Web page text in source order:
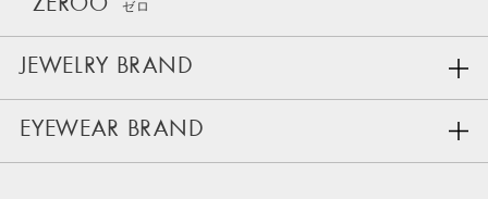
ZEROO ゼロ
JEWELRY BRAND
EYEWEAR BRAND